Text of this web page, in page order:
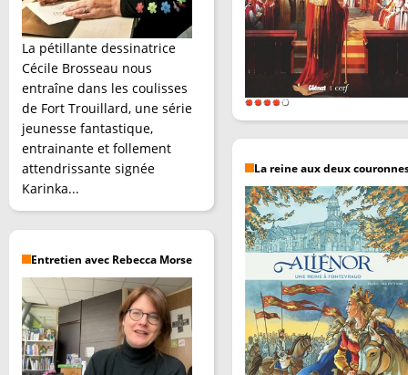
La pétillante dessinatrice
Cécile Brosseau nous
entraîne dans les coulisses
de Fort Trouillard, une série
jeunesse fantastique,
entrainante et follement
attendrissante signée
Karinka...
Entretien avec Rebecca Morse
La reine aux deux